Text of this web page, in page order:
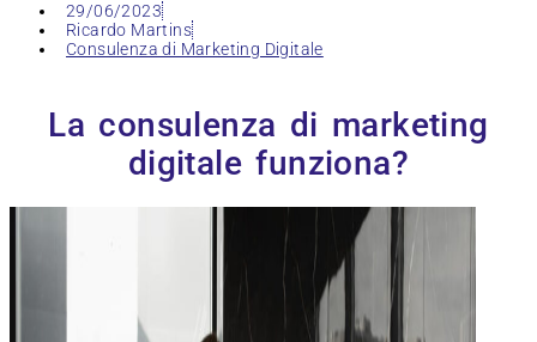
29/06/2023
Ricardo Martins
Consulenza di Marketing Digitale
La consulenza di marketing
digitale funziona?